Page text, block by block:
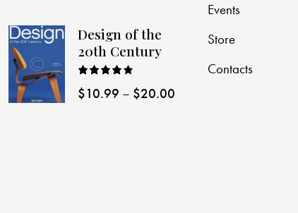
Design of the
20th Century
Rated
4.00out
$10.99 – $20.00
Events
Store
Contacts